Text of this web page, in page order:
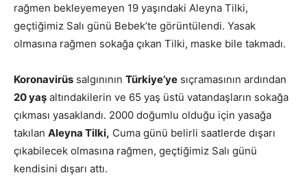
rağmen bekleyemeyen 19 yaşındaki Aleyna Tilki,
geçtiğimiz Salı günü Bebek’te görüntülendi. Yasak
olmasına rağmen sokağa çıkan Tilki, maske bile takmadı.
Koronavirüs salgınının Türkiye’ye sıçramasının ardından
20 yaş altındakilerin ve 65 yaş üstü vatandaşların sokağa
çıkması yasaklandı. 2000 doğumlu olduğu için yasağa
takılan Aleyna Tilki, Cuma günü belirli saatlerde dışarı
çıkabilecek olmasına rağmen, geçtiğimiz Salı günü
kendisini dışarı attı.